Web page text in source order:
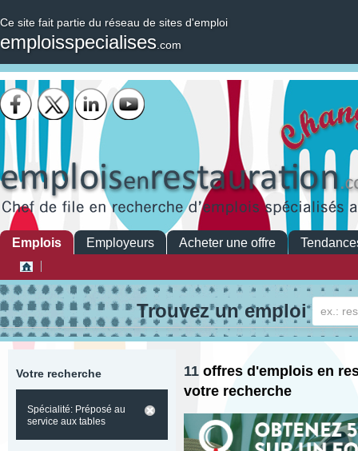
Ce site fait partie du réseau de sites d'emploi
emploisspecialises .com
Emplois Employeurs Acheter une offre
Trouvez un emploi
Votre recherche
Spécialité: Préposé au
service aux tables
11 offres d'emplois en
votre recherche